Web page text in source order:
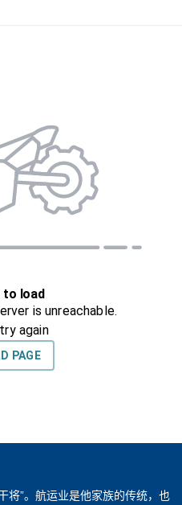
将”。航运业是他家族的传统，也